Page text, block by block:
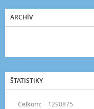
ARCHÍV
ŠTATISTIKY
Celkom:
1290875